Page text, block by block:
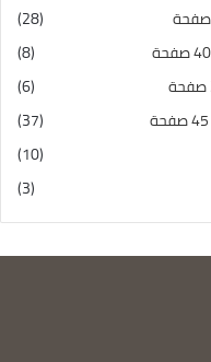
(28)
(8)
(6)
(37)
(10)
(3)